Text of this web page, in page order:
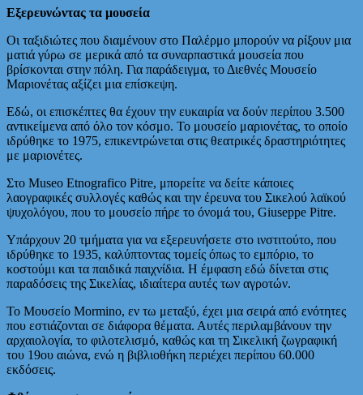
Εξερευνώντας τα μουσεία
Οι ταξιδιώτες που διαμένουν στο Παλέρμο μπορούν να ρίξουν μια
ματιά γύρω σε μερικά από τα συναρπαστικά μουσεία που
βρίσκονται στην πόλη. Για παράδειγμα, το Διεθνές Μουσείο
Μαριονέτας αξίζει μια επίσκεψη.
Εδώ, οι επισκέπτες θα έχουν την ευκαιρία να δούν περίπου 3.500
αντικείμενα από όλο τον κόσμο. Το μουσείο μαριονέτας, το οποίο
ιδρύθηκε το 1975, επικεντρώνεται στις θεατρικές δραστηριότητες
με μαριονέτες.
Στο Museo Etnografico Pitre, μπορείτε να δείτε κάποιες
λαογραφικές συλλογές καθώς και την έρευνα του Σικελού λαϊκού
ψυχολόγου, που το μουσείο πήρε το όνομά του, Giuseppe Pitre.
Υπάρχουν 20 τμήματα για να εξερευνήσετε στο ινστιτούτο, που
ιδρύθηκε το 1935, καλύπτοντας τομείς όπως το εμπόριο, το
κοστούμι και τα παιδικά παιχνίδια. Η έμφαση εδώ δίνεται στις
παραδόσεις της Σικελίας, ιδιαίτερα αυτές των αγροτών.
Το Μουσείο Mormino, εν τω μεταξύ, έχει μια σειρά από ενότητες
που εστιάζονται σε διάφορα θέματα. Αυτές περιλαμβάνουν την
αρχαιολογία, το φιλοτελισμό, καθώς και τη Σικελική ζωγραφική
του 19ου αιώνα, ενώ η βιβλιοθήκη περιέχει περίπου 60.000
εκδόσεις.